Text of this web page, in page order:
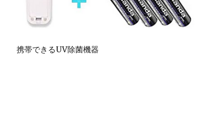
携帯できるUV除菌機器